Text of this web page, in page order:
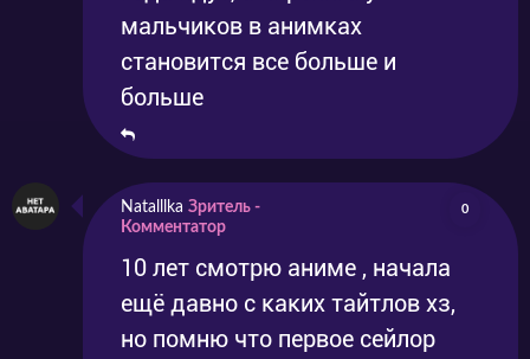
мальчиков в анимках
становится все больше и
больше
Natalllka Зритель -
Комментатор
0
10 лет смотрю аниме , начала
ещё давно с каких тайтлов хз,
но помню что первое сейлор